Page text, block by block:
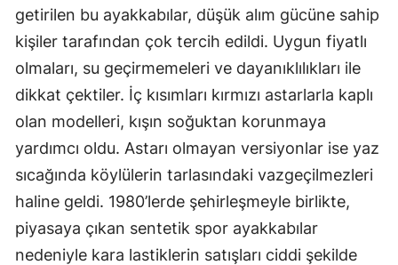
getirilen bu ayakkabılar, düşük alım gücüne sahip
kişiler tarafından çok tercih edildi. Uygun fiyatlı
olmaları, su geçirmemeleri ve dayanıklılıkları ile
dikkat çektiler. İç kısımları kırmızı astarlarla kaplı
olan modelleri, kışın soğuktan korunmaya
yardımcı oldu. Astarı olmayan versiyonlar ise yaz
sıcağında köylülerin tarlasındaki vazgeçilmezleri
haline geldi. 1980’lerde şehirleşmeyle birlikte,
piyasaya çıkan sentetik spor ayakkabılar
nedeniyle kara lastiklerin satışları ciddi şekilde